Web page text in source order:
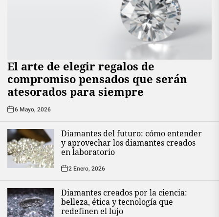
El arte de elegir regalos de
compromiso pensados que serán
atesorados para siempre
6 Mayo, 2026
Diamantes del futuro: cómo entender
y aprovechar los diamantes creados
en laboratorio
2 Enero, 2026
Diamantes creados por la ciencia:
belleza, ética y tecnología que
redefinen el lujo